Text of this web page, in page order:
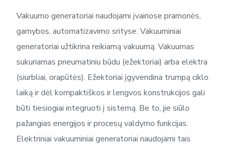
Vakuumo generatoriai naudojami įvairiose pramonės,
gamybos, automatizavimo srityse. Vakuuminiai
generatoriai užtikrina reikiamą vakuumą. Vakuumas
sukuriamas pneumatiniu būdu (ežektoriai) arba elektra
(siurbliai, orapūtės). Ežektoriai įgyvendina trumpą ciklo
laiką ir dėl kompaktiškos ir lengvos konstrukcijos gali
būti tiesiogiai integruoti į sistemą. Be to, jie siūlo
pažangias energijos ir procesų valdymo funkcijas.
Elektriniai vakuuminiai generatoriai naudojami tais